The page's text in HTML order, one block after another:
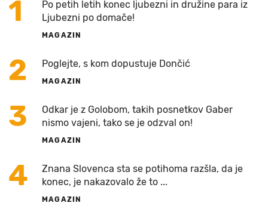
1
Po petih letih konec ljubezni in družine para iz
Ljubezni po domače!
MAGAZIN
2 Poglejte, s kom dopustuje Dončić
MAGAZIN
3
Odkar je z Golobom, takih posnetkov Gaber
nismo vajeni, tako se je odzval on!
MAGAZIN
4
Znana Slovenca sta se potihoma razšla, da je
konec, je nakazovalo že to ...
MAGAZIN